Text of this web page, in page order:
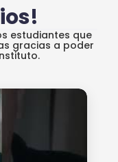
estudiantes que
gracias a poder